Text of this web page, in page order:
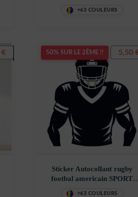
+63 COULEURS
€ 50% SUR LE 2ÈME !!
Sticker Autocollant rugby
footbal americain SPORT
+63 COULEURS
5,50